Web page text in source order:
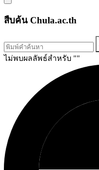
สืบค้น Chula.ac.th
ไม่พบผลลัพธ์สำหรับ ""